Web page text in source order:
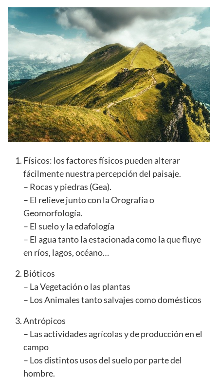
Físicos: los factores físicos pueden alterar
fácilmente nuestra percepción del paisaje.
– Rocas y piedras (Gea).
– El relieve junto con la Orografía o
Geomorfología.
– El suelo y la edafología
– El agua tanto la estacionada como la que fluye
en ríos, lagos, océano…
Bióticos
– La Vegetación o las plantas
– Los Animales tanto salvajes como domésticos
Antrópicos
– Las actividades agrícolas y de producción en el
campo
– Los distintos usos del suelo por parte del
hombre.